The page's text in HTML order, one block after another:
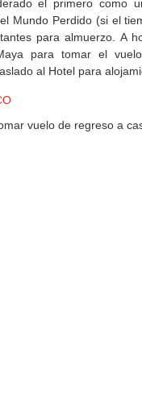
el primero como
Mundo Perdido (si el
para almuerzo. A
para tomar el
al Hotel para
vuelo de regreso a